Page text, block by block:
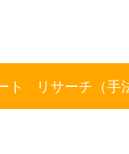
ト リサーチ（手